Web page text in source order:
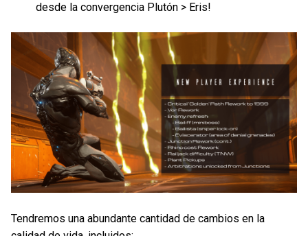
desde la convergencia Plutón > Eris!
Tendremos una abundante cantidad de cambios en la